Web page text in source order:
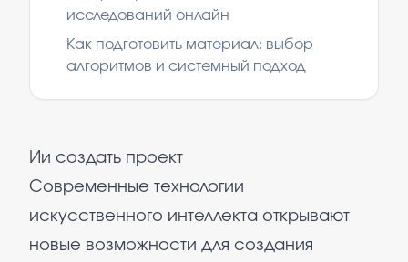
исследований онлайн
Как подготовить материал: выбор
алгоритмов и системный подход
Ии создать проект
Современные технологии
искусственного интеллекта открывают
новые возможности для создания